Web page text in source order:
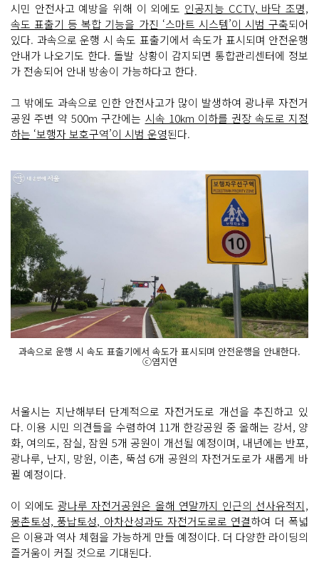
시민 안전사고 예방을 위해 이 외에도 인공지능 CCTV, 바닥 조명,
속도 표출기 등 복합 기능을 가진 ‘스마트 시스템’이 시범 구축되어
있다. 과속으로 운행 시 속도 표출기에서 속도가 표시되며 안전운행
안내가 나오기도 한다. 돌발 상황이 감지되면 통합관리센터에 정보
가 전송되어 안내 방송이 가능하다고 한다.
그 밖에도 과속으로 인한 안전사고가 많이 발생하여 광나루 자전거
공원 주변 약 500m 구간에는 시속 10km 이하를 권장 속도로 지정
하는 ‘보행자 보호구역’이 시범 운영된다.
과속으로 운행 시 속도 표출기에서 속도가 표시되며 안전운행을 안내한다.
ⓒ염지연
서울시는 지난해부터 단계적으로 자전거도로 개선을 추진하고 있
다. 이용 시민 의견들을 수렴하여 11개 한강공원 중 올해는 강서, 양
화, 여의도, 잠실, 잠원 5개 공원이 개선될 예정이며, 내년에는 반포,
광나루, 난지, 망원, 이촌, 뚝섬 6개 공원의 자전거도로가 새롭게 바
뀔 예정이다.
이 외에도광나루 자전거공원은 올해 연말까지 인근의 선사유적지,
몽촌토성, 풍납토성, 아차산성과도 자전거도로로 연결하여 더 폭넓
은 이용과 역사 체험을 가능하게 만들 예정이다. 더 다양한 라이딩의
즐거움이 커질 것으로 기대된다.